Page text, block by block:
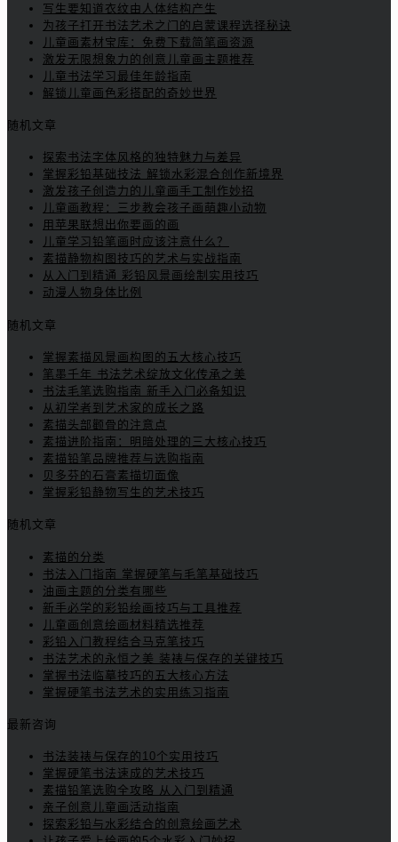
写生要知道衣纹由人体结构产生
为孩子打开书法艺术之门的启蒙课程选择秘诀
儿童画素材宝库：免费下载简笔画资源
激发无限想象力的创意儿童画主题推荐
儿童书法学习最佳年龄指南
解锁儿童画色彩搭配的奇妙世界
随机文章
探索书法字体风格的独特魅力与差异
掌握彩铅基础技法 解锁水彩混合创作新境界
激发孩子创造力的儿童画手工制作妙招
儿童画教程：三步教会孩子画萌趣小动物
用苹果联想出你要画的画
儿童学习铅笔画时应该注意什么？
素描静物构图技巧的艺术与实战指南
从入门到精通 彩铅风景画绘制实用技巧
动漫人物身体比例
随机文章
掌握素描风景画构图的五大核心技巧
笔墨千年 书法艺术绽放文化传承之美
书法毛笔选购指南 新手入门必备知识
从初学者到艺术家的成长之路
素描头部颧骨的注意点
素描进阶指南：明暗处理的三大核心技巧
素描铅笔品牌推荐与选购指南
贝多芬的石膏素描切面像
掌握彩铅静物写生的艺术技巧
随机文章
素描的分类
书法入门指南 掌握硬笔与毛笔基础技巧
油画主题的分类有哪些
新手必学的彩铅绘画技巧与工具推荐
儿童画创意绘画材料精选推荐
彩铅入门教程结合马克笔技巧
书法艺术的永恒之美 装裱与保存的关键技巧
掌握书法临摹技巧的五大核心方法
掌握硬笔书法艺术的实用练习指南
最新咨询
书法装裱与保存的10个实用技巧
掌握硬笔书法速成的艺术技巧
素描铅笔选购全攻略 从入门到精通
亲子创意儿童画活动指南
探索彩铅与水彩结合的创意绘画艺术